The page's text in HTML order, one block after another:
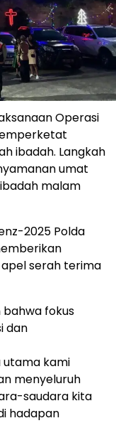
Operasi
ibadah. Langkah
umat
malam
2025 Polda
serah terima
fokus
dan
utama kami
menyeluruh
saudara kita
hadapan